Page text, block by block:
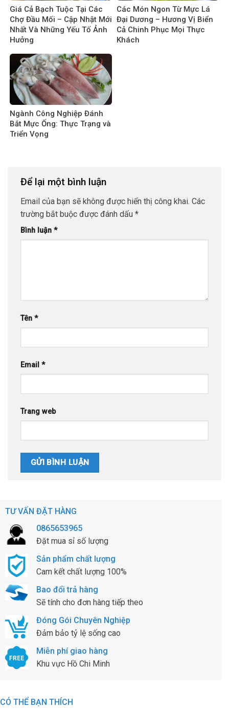
TƯ VẤN ĐẶT HÀNG
0865653965
Đặt mua sỉ số lượng
Sản phẩm chất lượng
Cam kết chất lượng 100%
Bao đổi trả hàng
Sẽ tính cho đơn hàng tiếp theo
Đóng Gói Chuyên Nghiệp
Đảm bảo tỷ lệ sống cao
Miễn phí giao hàng
Khu vực Hồ Chi Minh
CÓ THỂ BẠN THÍCH
Giá Cả Bạch Tuộc Tại Các
Chợ Đầu Mối – Cập Nhật Mới
Nhất Và Những Yếu Tố Ảnh
Hưởng
Các Món Ngon Từ Mực Lá
Đại Dương – Hương Vị Biển
Cả Chinh Phục Mọi Thực
Khách
Ngành Công Nghiệp Đánh
Bắt Mực Ống: Thực Trạng và
Triển Vọng
Để lại một bình luận
Email của bạn sẽ không được hiển thị công khai. Các
trường bắt buộc được đánh dấu *
Bình luận *
Tên *
Email *
Trang web